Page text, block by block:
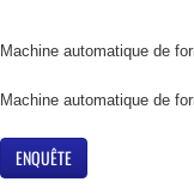
Machine automatique de
Machine automatique de
ENQUÊTE